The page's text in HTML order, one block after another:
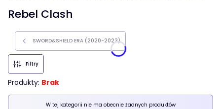
Rebel Clash
SWORD&SHIELD ERA (2020-2023)
Filtry
Produkty: Brak
Lista produktów
W tej kategorii nie ma obecnie żadnych produktów